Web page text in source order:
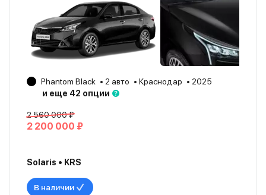
Phantom Black 2 авто Краснодар
2025
и еще 42 опции
2 560 000 ₽
2 200 000 ₽
Solaris • KRS
В наличии